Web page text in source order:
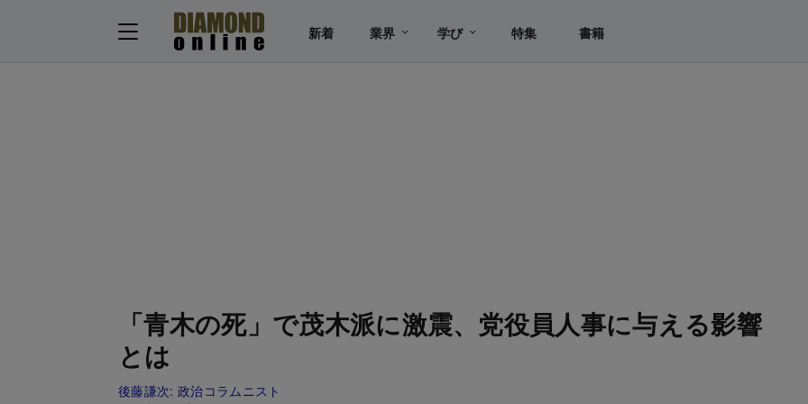
新着 業界 学び 特集 書籍
「青木の死」で茂木派に激震、党役員人事に与える影響
とは
後藤謙次: 政治コラムニスト